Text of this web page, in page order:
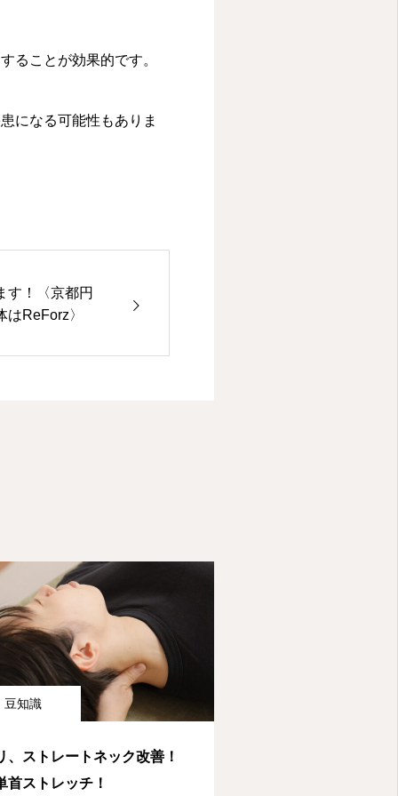
ることが効果的です。
になる可能性もありま
す！〈京都円
ReForz〉
豆知識
、ストレートネック改善！
首ストレッチ！